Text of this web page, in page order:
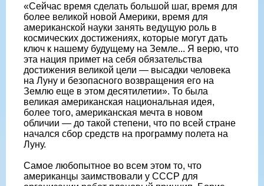
«Сейчас время сделать большой шаг, время для
более великой новой Америки, время для
американской науки занять ведущую роль в
космических достижениях, которые могут дать
ключ к нашему будущему на Земле... Я верю, что
эта нация примет на себя обязательства
достижения великой цели — высадки человека
на Луну и безопасного возвращения его на
Землю еще в этом десятилетии». То была
великая американская национальная идея,
более того, американская мечта в новом
обличии — до такой степени, что по всей стране
начался сбор средств на программу полета на
Луну.
Самое любопытное во всем этом то, что
американцы заимствовали у СССР для